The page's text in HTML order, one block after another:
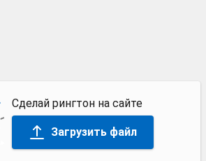
Сделай рингтон на сайте
Загрузить файл